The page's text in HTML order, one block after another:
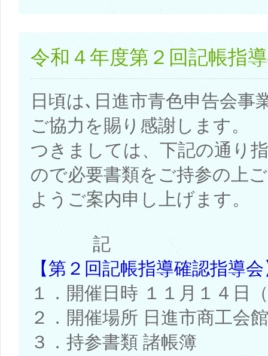
令和４年度第２回記帳指
日頃は､日進市青色申告会事
ご協力を賜り感謝します。
つきましては、下記の通り
ので必要書類をご持参の上
ようご案内申し上げます。
記
【第２回記帳指導確認指導
１．開催日時 １１月１４日
２．開催場所 日進市商工会
３．持参書類 諸帳簿